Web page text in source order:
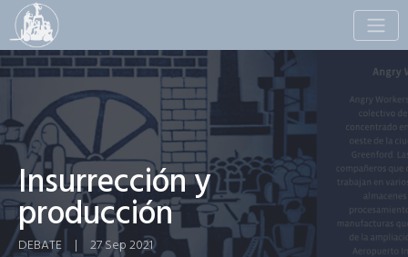
Toggle
Insurrección y
producción
DEBATE | 27 Sep 2021